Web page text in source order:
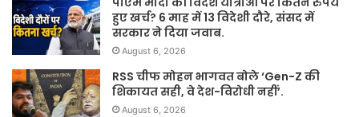
हुए खर्च? 6 माह में 13 विदेशी दौरे, संसद में
सरकार ने दिया जवाब.
August 6, 2026
RSS चीफ मोहन भागवत बोले ‘Gen-Z की
शिकायत सही, वे देश-विरोधी नहीं’.
August 6, 2026